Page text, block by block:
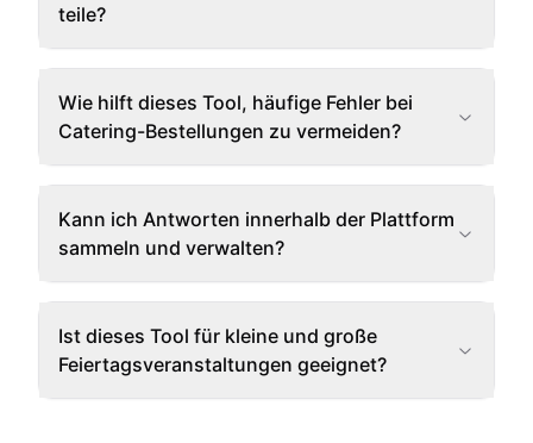
teile?
Wie hilft dieses Tool, häufige Fehler bei
Catering-Bestellungen zu vermeiden?
Kann ich Antworten innerhalb der Plattform
sammeln und verwalten?
Ist dieses Tool für kleine und große
Feiertagsveranstaltungen geeignet?